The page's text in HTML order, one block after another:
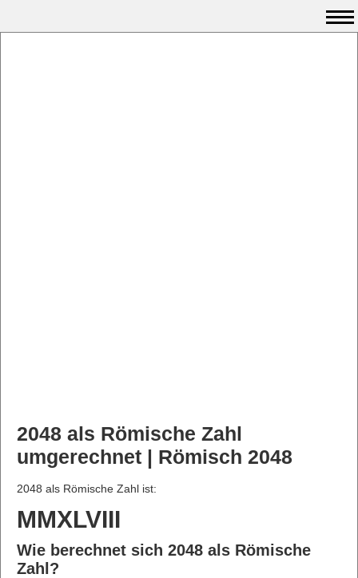
2048 als Römische Zahl
umgerechnet | Römisch 2048
2048 als Römische Zahl ist:
MMXLVIII
Wie berechnet sich 2048 als Römische
Zahl?